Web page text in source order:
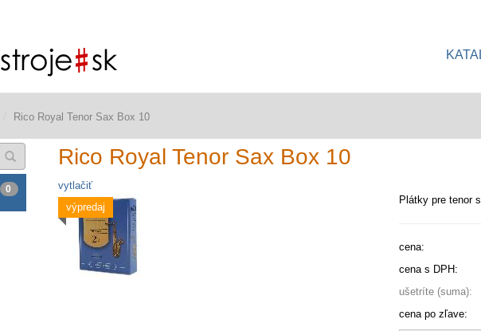
Rico Royal Tenor Sax Box 10
0
Rico Royal Tenor Sax Box 10
vytlačiť
Plátky pre tenor
cena:
cena s DPH:
ušetríte (suma):
cena po zľave:
výpredaj